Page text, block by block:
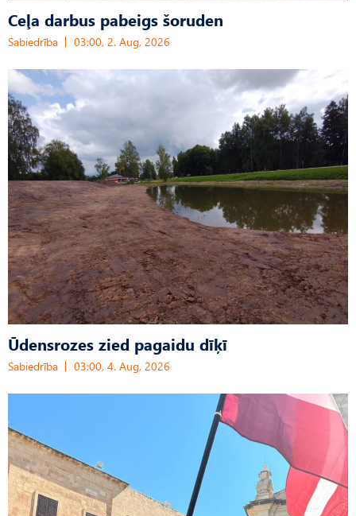
Ceļa darbus pabeigs šoruden
Sabiedrība 03:00, 2. Aug, 2026
Ūdensrozes zied pagaidu dīķī
Sabiedrība 03:00, 4. Aug, 2026